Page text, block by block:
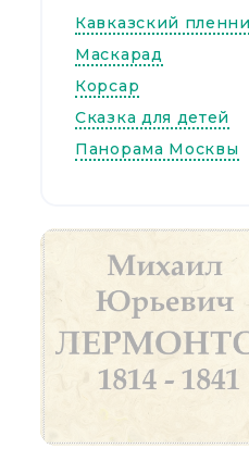
Кавказский
Маскарад
Корсар
Сказка для детей
Панорама Москвы